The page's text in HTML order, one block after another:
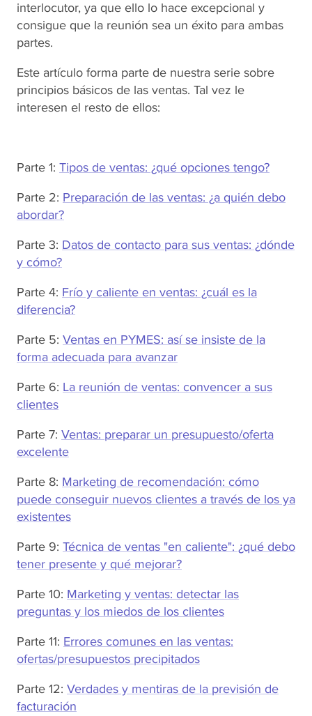
interlocutor, ya que ello lo hace excepcional y
consigue que la reunión sea un éxito para ambas
partes.
Este artículo forma parte de nuestra serie sobre
principios básicos de las ventas. Tal vez le
interesen el resto de ellos:
Parte 1: Tipos de ventas: ¿qué opciones tengo?
Parte 2: Preparación de las ventas: ¿a quién debo
abordar?
Parte 3: Datos de contacto para sus ventas: ¿dónde
y cómo?
Parte 4: Frío y caliente en ventas: ¿cuál es la
diferencia?
Parte 5: Ventas en PYMES: así se insiste de la
forma adecuada para avanzar
Parte 6: La reunión de ventas: convencer a sus
clientes
Parte 7: Ventas: preparar un presupuesto/oferta
excelente
Parte 8: Marketing de recomendación: cómo
puede conseguir nuevos clientes a través de los ya
existentes
Parte 9: Técnica de ventas "en caliente": ¿qué debo
tener presente y qué mejorar?
Parte 10: Marketing y ventas: detectar las
preguntas y los miedos de los clientes
Parte 11: Errores comunes en las ventas:
ofertas/presupuestos precipitados
Parte 12: Verdades y mentiras de la previsión de
facturación